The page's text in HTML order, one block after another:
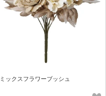
ミックスフラワーブッシュ